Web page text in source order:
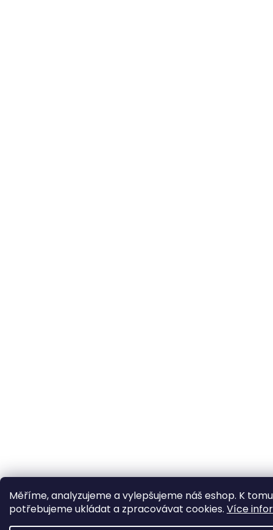
Měříme, analyzujeme a vylepšujeme náš eshop. K tomu
potřebujeme ukládat a zpracovávat cookies. Více